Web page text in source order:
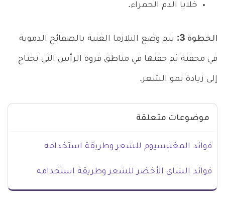
خلايا الدم الحمراء.
الخطوة 3: يتم وضع البلازما الغنية بالصفائح الدموية
في محقنة ثم حقنها في مناطق فروة الرأس التي تحتاج
إلى زيادة نمو الشعر.
موضوعات متعلقة
فوائد المغنيسيوم للشعر وطريقة استخدامه
فوائد الشاي الأخضر للشعر وطريقة استخدامه